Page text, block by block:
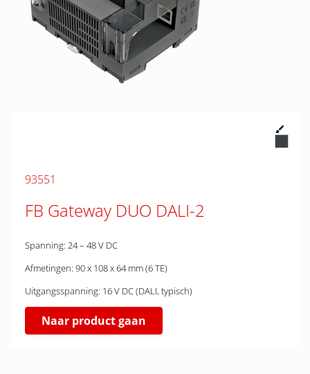
93551
FB Gateway DUO DALI-2
Spanning: 24 – 48 V DC
Afmetingen: 90 x 108 x 64 mm (6 TE)
Uitgangsspanning: 16 V DC (DALI, typisch)
Naar product gaan